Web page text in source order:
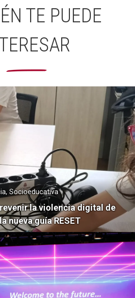
TE PUEDE
la violencia digital de
nueva guía RESET
Socioeducativa